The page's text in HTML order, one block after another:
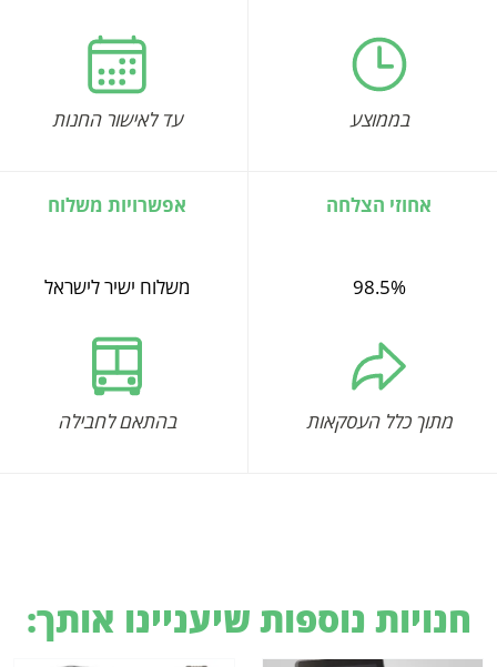
בממוצע עד לאישור החנות
אחוזי הצלחה
98.5%
מתוך כלל העסקאות
אפשרויות משלוח
משלוח ישיר לישראל
בהתאם לחבילה
חנויות נוספות שיעניינו אותך: